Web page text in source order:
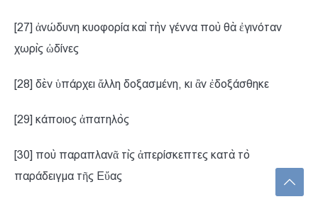
[27] ἀνώδυνη κυοφορία καὶ τὴν γέννα ποὺ θὰ ἐγινόταν
χωρὶς ὠδίνες
[28] δὲν ὑπάρχει ἄλλη δοξασμένη, κι ἂν ἐδοξάσθηκε
[29] κάποιος ἀπατηλὸς
[30] ποὺ παραπλανᾶ τὶς ἀπερίσκεπτες κατὰ τὸ
παράδειγμα τῆς Εὔας